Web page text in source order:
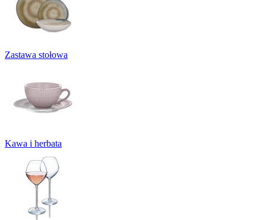
Zastawa stołowa
Kawa i herbata